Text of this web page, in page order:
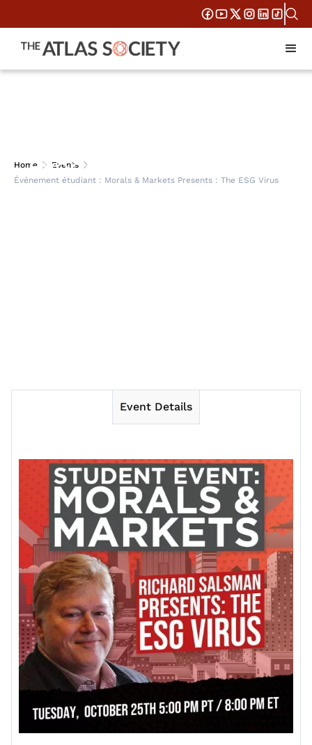
Home
Events
Événement étudiant : Morals & Markets Presents : The ESG Virus
Événement étudiant :
Event Details